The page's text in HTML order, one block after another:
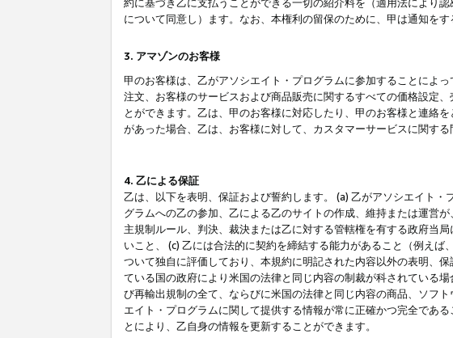
約に基づき乙に支払うことができる一切の紹介料を（適用法により
について同意し）ます。なお、本権利の留保のために、甲は通知を
3. アマゾンのお客様
甲のお客様は、乙がアソシエイト・プログラムに参加することによ
注文、お客様のサービスおよび商品販売に関するすべての価格設定
とができます。乙は、甲のお客様に対応したり、甲のお客様と連絡
があった場合、乙は、お客様に対して、カスタマーサービスに関す
4. 乙による保証
乙は、以下を表明、保証および誓約します。 (a) 乙がアソシエイト
グラムへの乙の参加、乙による乙のサイトの作成、維持または運営
主規制ルール、判決、裁決または乙に対する管轄権を有する政府当
いこと、 (c) 乙には合法的に契約を締結する能力があること（例え
ついて独自に評価しており、本規約に明記された内容以外の表明、
ている国の政府により米国の法律と同じ内容の制裁が科されている
び再輸出規制の全て、ならびに米国の法律と同じ内容の商品、ソフ
エイト・プログラムに関して提供する情報が常に正確かつ完全であ
とにより、乙自身の情報を更新することができます。